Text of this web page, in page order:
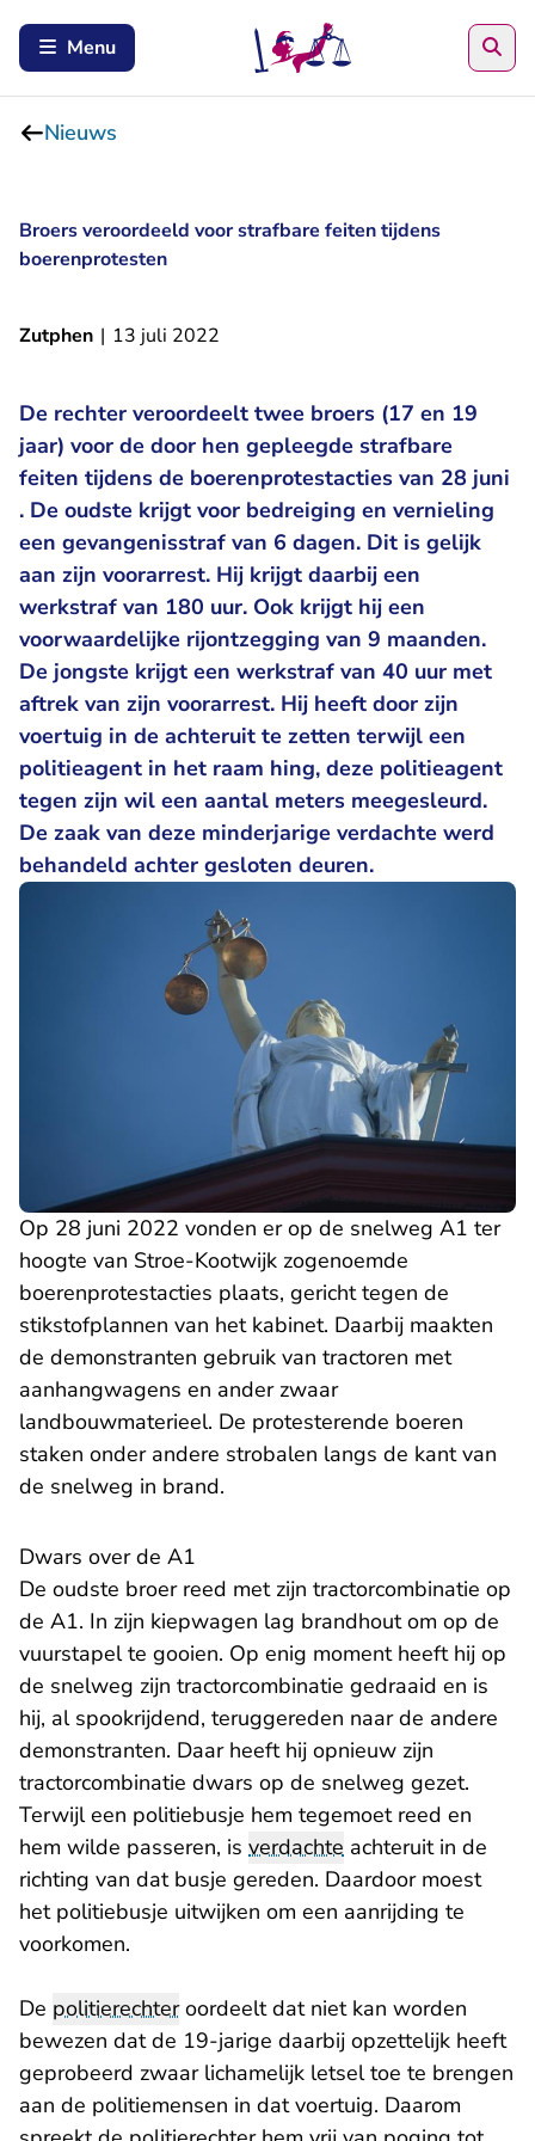
Menu
Nieuws
Broers veroordeeld voor strafbare feiten tijdens
boerenprotesten
Zutphen | 13 juli 2022
De rechter veroordeelt twee broers (17 en 19
jaar) voor de door hen gepleegde strafbare
feiten tijdens de boerenprotestacties van 28 juni
. De oudste krijgt voor bedreiging en vernieling
een gevangenisstraf van 6 dagen. Dit is gelijk
aan zijn voorarrest. Hij krijgt daarbij een
werkstraf van 180 uur. Ook krijgt hij een
voorwaardelijke rijontzegging van 9 maanden.
De jongste krijgt een werkstraf van 40 uur met
aftrek van zijn voorarrest. Hij heeft door zijn
voertuig in de achteruit te zetten terwijl een
politieagent in het raam hing, deze politieagent
tegen zijn wil een aantal meters meegesleurd.
De zaak van deze minderjarige verdachte werd
behandeld achter gesloten deuren.
Op 28 juni 2022 vonden er op de snelweg A1 ter
hoogte van Stroe-Kootwijk zogenoemde
boerenprotestacties plaats, gericht tegen de
stikstofplannen van het kabinet. Daarbij maakten
de demonstranten gebruik van tractoren met
aanhangwagens en ander zwaar
landbouwmaterieel. De protesterende boeren
staken onder andere strobalen langs de kant van
de snelweg in brand.
Dwars over de A1
De oudste broer reed met zijn tractorcombinatie op
de A1. In zijn kiepwagen lag brandhout om op de
vuurstapel te gooien. Op enig moment heeft hij op
de snelweg zijn tractorcombinatie gedraaid en is
hij, al spookrijdend, teruggereden naar de andere
demonstranten. Daar heeft hij opnieuw zijn
tractorcombinatie dwars op de snelweg gezet.
Terwijl een politiebusje hem tegemoet reed en
hem wilde passeren, is verdachte achteruit in de
richting van dat busje gereden. Daardoor moest
het politiebusje uitwijken om een aanrijding te
voorkomen.
De politierechteroordeelt dat niet kan worden
bewezen dat de 19-jarige daarbij opzettelijk heeft
geprobeerd zwaar lichamelijk letsel toe te brengen
aan de politiemensen in dat voertuig. Daarom